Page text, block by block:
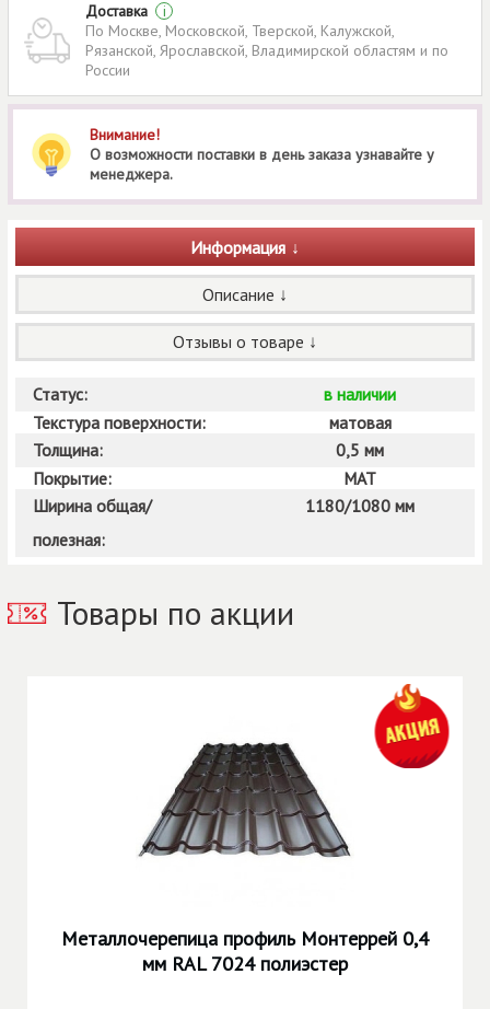
Доставка
i
По Москве, Московской, Тверской, Калужской,
Рязанской, Ярославской, Владимирской областям и по
России
Внимание!
О возможности поставки в день заказа узнавайте у
менеджера.
Информация
Описание
Отзывы о товаре
Статус:
в наличии
Текстура поверхности:
матовая
Толщина:
0,5 мм
Покрытие:
MAT
Ширина общая/
полезная:
1180/1080 мм
Товары по акции
Металлочерепица профиль Монтеррей 0,4
мм RAL 7024 полиэстер